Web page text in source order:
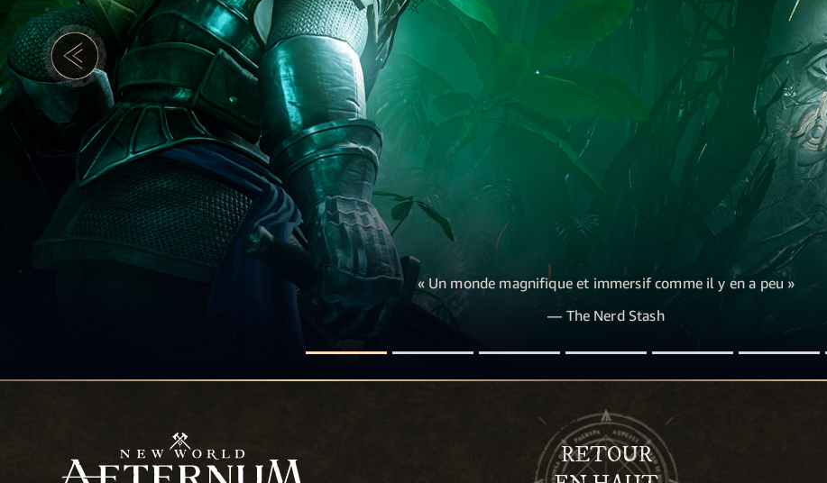
« Un monde magnifique et immersif comme il y en a peu »
— The Nerd Stash
RETOUR